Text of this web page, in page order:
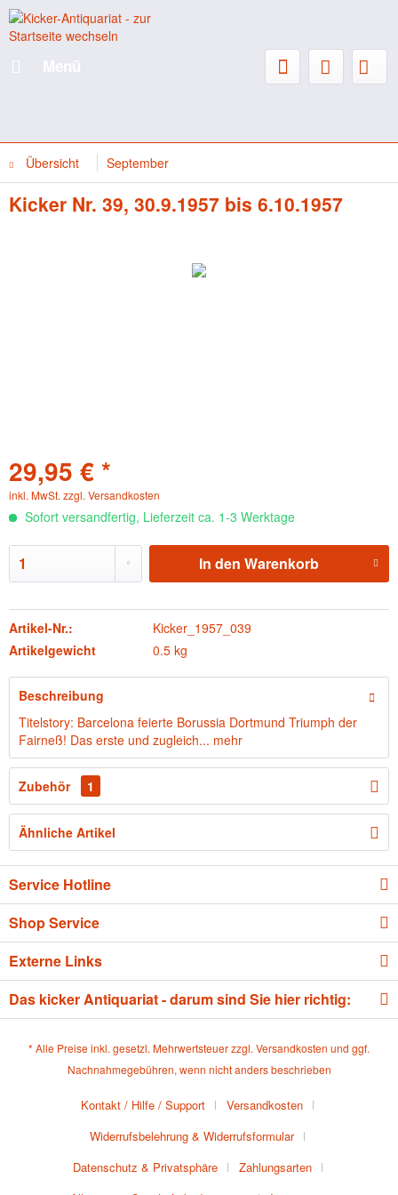
Übersicht September
Kicker Nr. 39, 30.9.1957 bis 6.10.1957
29,95 € *
inkl. MwSt. zzgl. Versandkosten
Sofort versandfertig, Lieferzeit ca. 1-3 Werktage
In den Warenkorb
Artikel-Nr.:
Kicker_1957_039
Artikelgewicht
0.5 kg
Beschreibung
Titelstory: Barcelona feierte Borussia Dortmund Triumph der
Fairneß! Das erste und zugleich... mehr
Zubehör 1
Ähnliche Artikel
Service Hotline
Shop Service
Externe Links
Das kicker Antiquariat - darum sind Sie hier richtig:
* Alle Preise inkl. gesetzl. Mehrwertsteuer zzgl. Versandkosten und ggf.
Nachnahmegebühren, wenn nicht anders beschrieben
Kontakt / Hilfe / Support
Versandkosten
Widerrufsbelehrung & Widerrufsformular
Datenschutz & Privatsphäre
Zahlungsarten